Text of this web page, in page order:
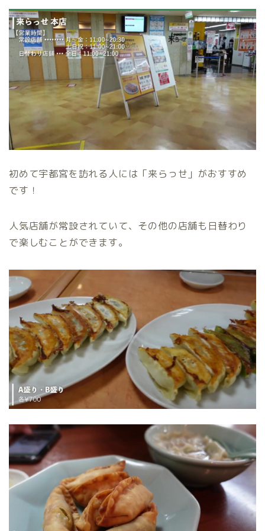
初めて宇都宮を訪れる人には「来らっせ」がおすすめ
です！
人気店舗が常設されていて、その他の店舗も日替わり
で楽しむことができます。